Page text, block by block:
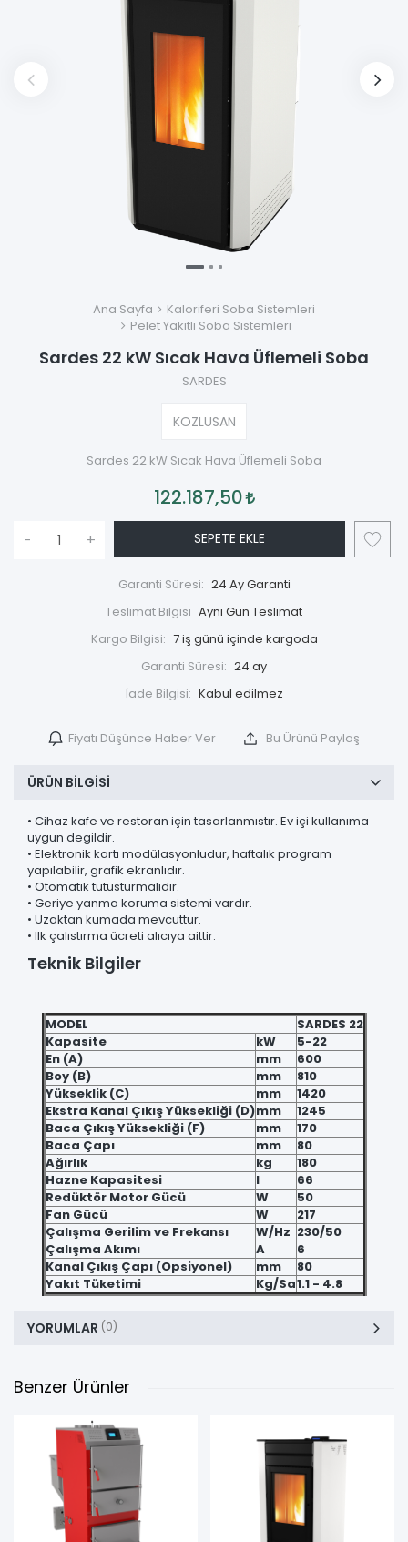
Ana Sayfa
Kaloriferi Soba Sistemleri
Pelet Yakıtlı Soba Sistemleri
Sardes 22 kW Sıcak Hava Üflemeli Soba
SARDES
KOZLUSAN
Sardes 22 kW Sıcak Hava Üflemeli Soba
122.187,50
- + SEPETE EKLE
Garanti Süresi: 24 Ay Garanti
Teslimat Bilgisi Aynı Gün Teslimat
Kargo Bilgisi: 7 iş günü içinde kargoda
Garanti Süresi: 24 ay
İade Bilgisi:
Fiyatı Düşünce Haber Ver Bu Ürünü Paylaş
ÜRÜN BILGISI
• Cihaz kafe ve restoran için tasarlanmıstır. Ev içi kullanıma
uygun degildir.
• Elektronik kartı modülasyonludur, haftalık program
yapılabilir, grafik ekranlıdır.
• Otomatik tutusturmalıdır.
• Geriye yanma koruma sistemi vardır.
• Uzaktan kumada mevcuttur.
• Ilk çalıstırma ücreti alıcıya aittir.
Teknik Bilgiler
MODEL
SARDES 22
Kapasite
kW
5-22
En (A)
mm
600
Boy (B)
mm
810
Yükseklik (C)
mm
1420
Ekstra Kanal Çıkış Yüksekliği (D)mm
1245
Baca Çıkış Yüksekliği (F)
mm
170
Baca Çapı
mm
80
Ağırlık
kg
180
Hazne Kapasitesi
l
66
Redüktör Motor Gücü
W
50
Fan Gücü
W
217
Çalışma Gerilim ve Frekansı
W/Hz
230/50
Çalışma Akımı
A
6
Kanal Çıkış Çapı (Opsiyonel)
mm
80
Yakıt Tüketimi
Kg/Sa1.1 - 4.8
YORUMLAR (0)
Benzer Ürünler